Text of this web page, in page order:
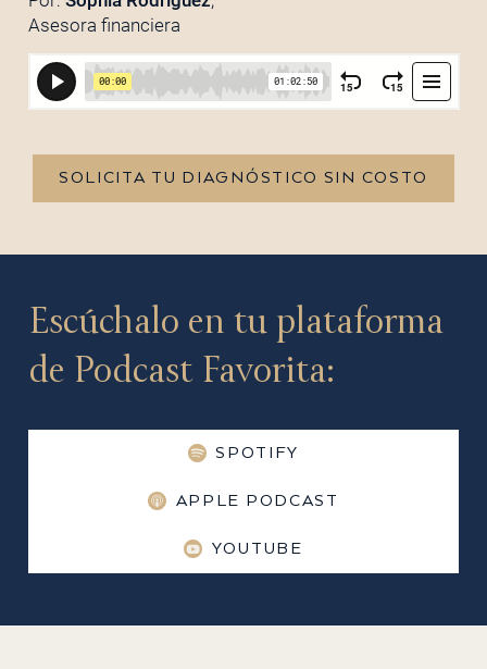
Asesora financiera
SOLICITA TU DIAGNÓSTICO SIN COSTO
Escúchalo en tu plataforma
de Podcast Favorita:
SPOTIFY
APPLE PODCAST
YOUTUBE